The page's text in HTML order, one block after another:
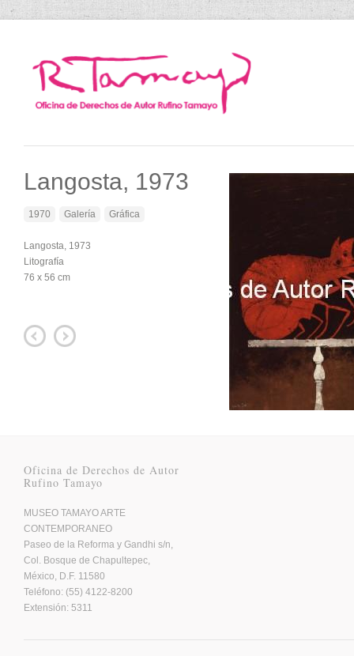
Langosta, 1973
1970 Galería Gráfica
Langosta, 1973
Litografía
76 x 56 cm
Oficina de Derechos de Autor
Rufino Tamayo
MUSEO TAMAYO ARTE
CONTEMPORANEO
Paseo de la Reforma y Gandhi s/n,
Col. Bosque de Chapultepec,
México, D.F. 11580
Teléfono: (55) 4122-8200
Extensión: 5311